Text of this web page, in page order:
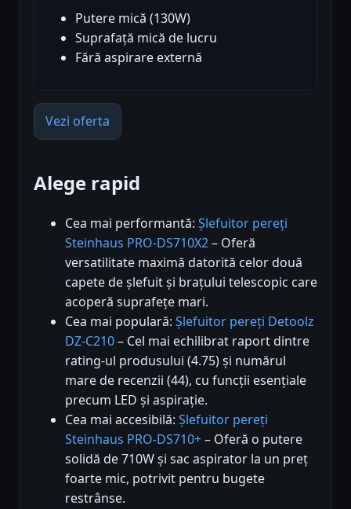
Putere mică (130W)
Suprafață mică de lucru
Fără aspirare externă
Vezi oferta
Alege rapid
Cea mai performantă: Șlefuitor pereți
Steinhaus PRO-DS710X2– Oferă
versatilitate maximă datorită celor două
capete de șlefuit și brațului telescopic care
acoperă suprafețe mari.
Cea mai populară: Șlefuitor pereți Detoolz
DZ-C210– Cel mai echilibrat raport dintre
rating-ul produsului (4.75) și numărul
mare de recenzii (44), cu funcții esențiale
precum LED și aspirație.
Cea mai accesibilă: Șlefuitor pereți
Steinhaus PRO-DS710+– Oferă o putere
solidă de 710W și sac aspirator la un preț
foarte mic, potrivit pentru bugete
restrânse.